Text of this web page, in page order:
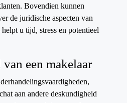
Bovendien kunnen
de juridische aspecten van
u tijd, stress en potentieel
een makelaar
aan andere deskundigheid